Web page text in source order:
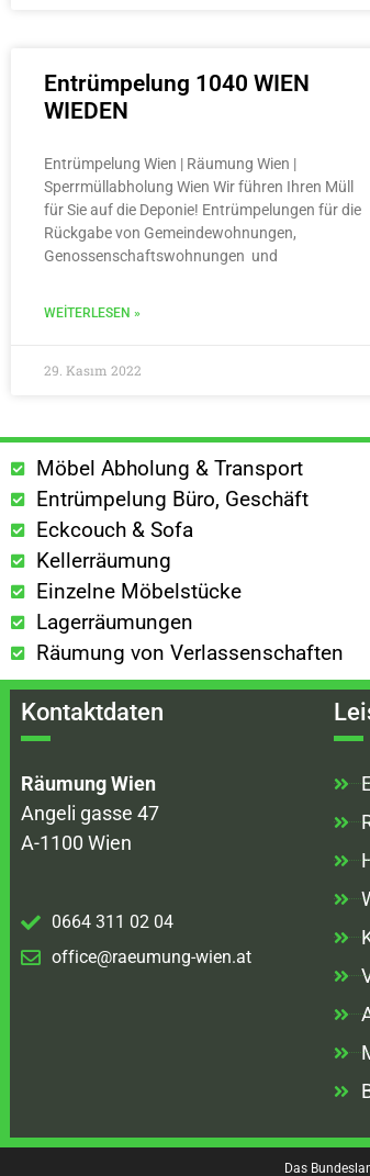
Entrümpelung 1040 WIEN
WIEDEN
Entrümpelung Wien | Räumung Wien |
Sperrmüllabholung Wien Wir führen Ihren Müll
für Sie auf die Deponie! Entrümpelungen für die
Rückgabe von Gemeindewohnungen,
Genossenschaftswohnungen und
WEITERLESEN »
29. Kasım 2022
Möbel Abholung & Transport
Entrümpelung Büro, Geschäft
Eckcouch & Sofa
Kellerräumung
Einzelne Möbelstücke
Lagerräumungen
Räumung von Verlassenschaften
Kontaktdaten
Räumung Wien
Angeli gasse 47
A-1100 Wien
0664 311 02 04
office@raeumung-wien.at
Das